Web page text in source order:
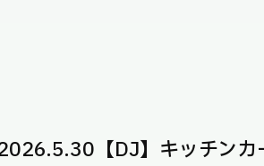
【DJ】キッチンカ